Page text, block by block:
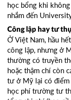
học bổng khi
nhắm đến
Công lập hay tư
Ở Việt Nam, hầu
công lập, nhưng ở
thường có truyền
hoặc thậm chí còn
tư ở Mỹ lại có điểm
học phí trường tư